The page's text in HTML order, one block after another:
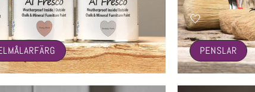
🤍
PENSLAR